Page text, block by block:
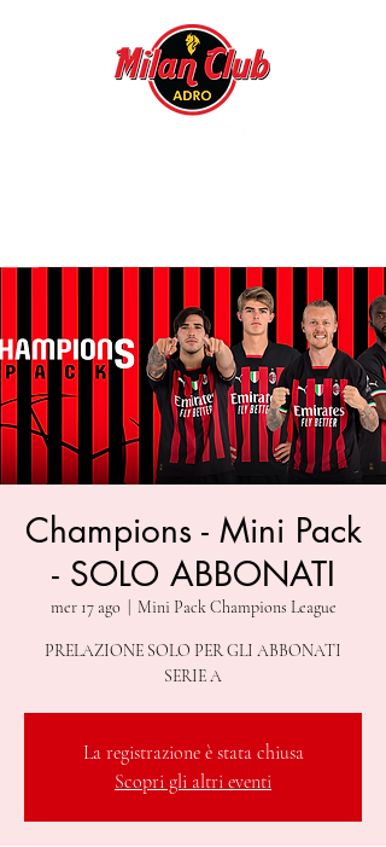
Champions - Mini Pack
- SOLO ABBONATI
mer 17 ago
  |
Mini Pack Champions League
PRELAZIONE SOLO PER GLI ABBONATI
SERIE A
La registrazione è stata chiusa
Scopri gli altri eventi